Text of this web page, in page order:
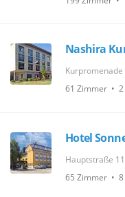
Nashira
61 Zimmer •
Hotel
Hauptstraße
65 Zimmer •